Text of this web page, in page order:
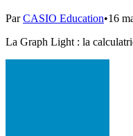
ParCASIO Education•16
La Graph Light : la